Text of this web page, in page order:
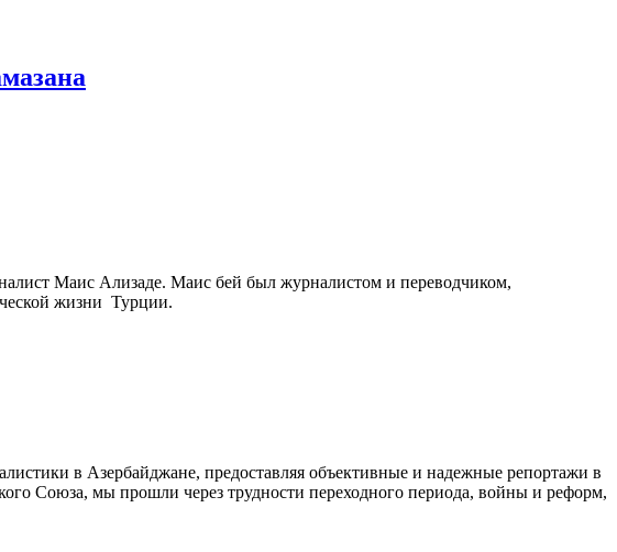
Маис Ализаде. Маис бей был журналистом и переводчиком,
жизни Турции.
в Азербайджане, предоставляя объективные и надежные репортажи в
Союза, мы прошли через трудности переходного периода, войны и реформ,